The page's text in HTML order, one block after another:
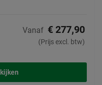
Vanaf € 277,90
(Prijs excl. btw)